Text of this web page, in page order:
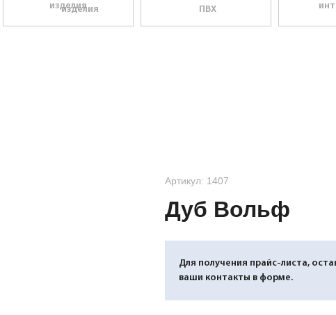
изделия
Артикул: 1407
Дуб Вольф
Для получения прайс-листа,
ваши контакты в форме.